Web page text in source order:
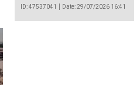
ID: 47537041 Date: 29/07/2026 16:41